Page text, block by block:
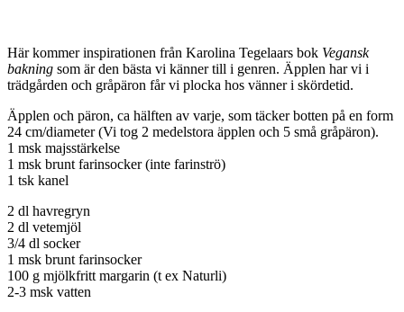
Här kommer inspirationen från Karolina Tegelaars bok Vegansk
bakning som är den bästa vi känner till i genren. Äpplen har vi i
trädgården och gråpäron får vi plocka hos vänner i skördetid.
Äpplen och päron, ca hälften av varje, som täcker botten på en form
24 cm/diameter (Vi tog 2 medelstora äpplen och 5 små gråpäron).
1 msk majsstärkelse
1 msk brunt farinsocker (inte farinströ)
1 tsk kanel
2 dl havregryn
2 dl vetemjöl
3/4 dl socker
1 msk brunt farinsocker
100 g mjölkfritt margarin (t ex Naturli)
2-3 msk vatten